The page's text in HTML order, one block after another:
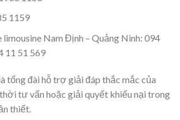
1159
limousine Nam Định – Quảng Ninh: 094
11 51 569
tổng đài hỗ trợ giải đáp thắc mắc của
tư vấn hoặc giải quyết khiếu nại trong
thiết.